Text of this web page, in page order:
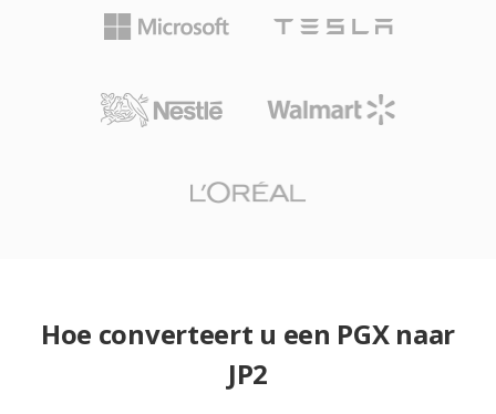
Hoe converteert u een PGX naar
JP2